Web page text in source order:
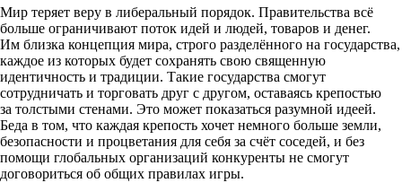
Мир теряет веру в либеральный порядок. Правительства всё
больше ограничивают поток идей и людей, товаров и денег.
Им близка концепция мира, строго разделённого на государства,
каждое из которых будет сохранять свою священную
идентичность и традиции. Такие государства смогут
сотрудничать и торговать друг с другом, оставаясь крепостью
за толстыми стенами. Это может показаться разумной идеей.
Беда в том, что каждая крепость хочет немного больше земли,
безопасности и процветания для себя за счёт соседей, и без
помощи глобальных организаций конкуренты не смогут
договориться об общих правилах игры.